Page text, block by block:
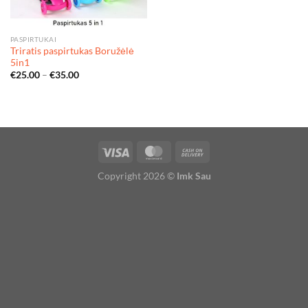
PASPIRTUKAI
Triratis paspirtukas Boružėlė
5in1
€25.00– €35.00
Copyright 2026 © Imk Sau